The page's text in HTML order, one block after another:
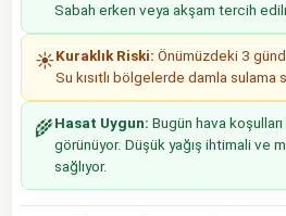
Sabah erken veya akşam tercih
☀️Kuraklık Riski: Önümüzdeki 3
Su kısıtlı bölgelerde damla sulama
🌾Hasat Uygun: Bugün hava
görünüyor. Düşük yağış ihtimali ve
sağlıyor.